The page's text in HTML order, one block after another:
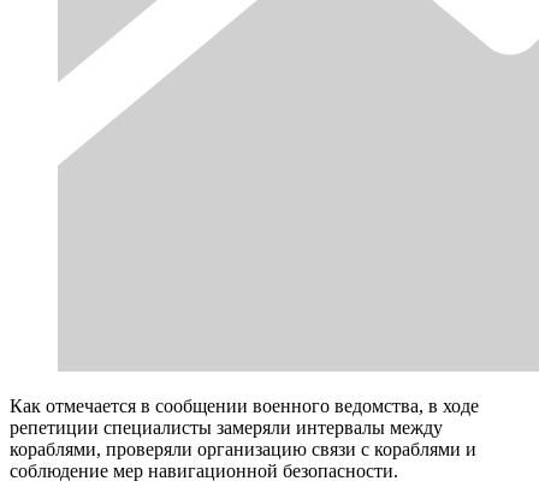
Как отмечается в сообщении военного ведомства, в ходе
репетиции специалисты замеряли интервалы между
кораблями, проверяли организацию связи с кораблями и
соблюдение мер навигационной безопасности.